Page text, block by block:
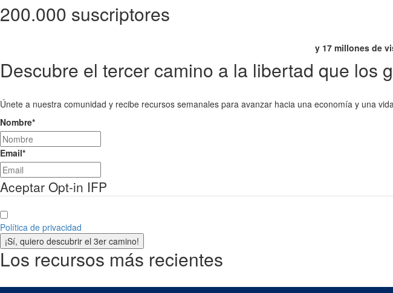
200.000 suscriptores
y 17 millones de
Descubre el tercer camino a la libertad que los
Únete a nuestra comunidad y recibe recursos semanales para avanzar hacia una economía y una
Nombre*
Email*
Aceptar Opt-in IFP
Política de privacidad
¡Sí, quiero descubrir el 3er camino!
Los recursos más recientes